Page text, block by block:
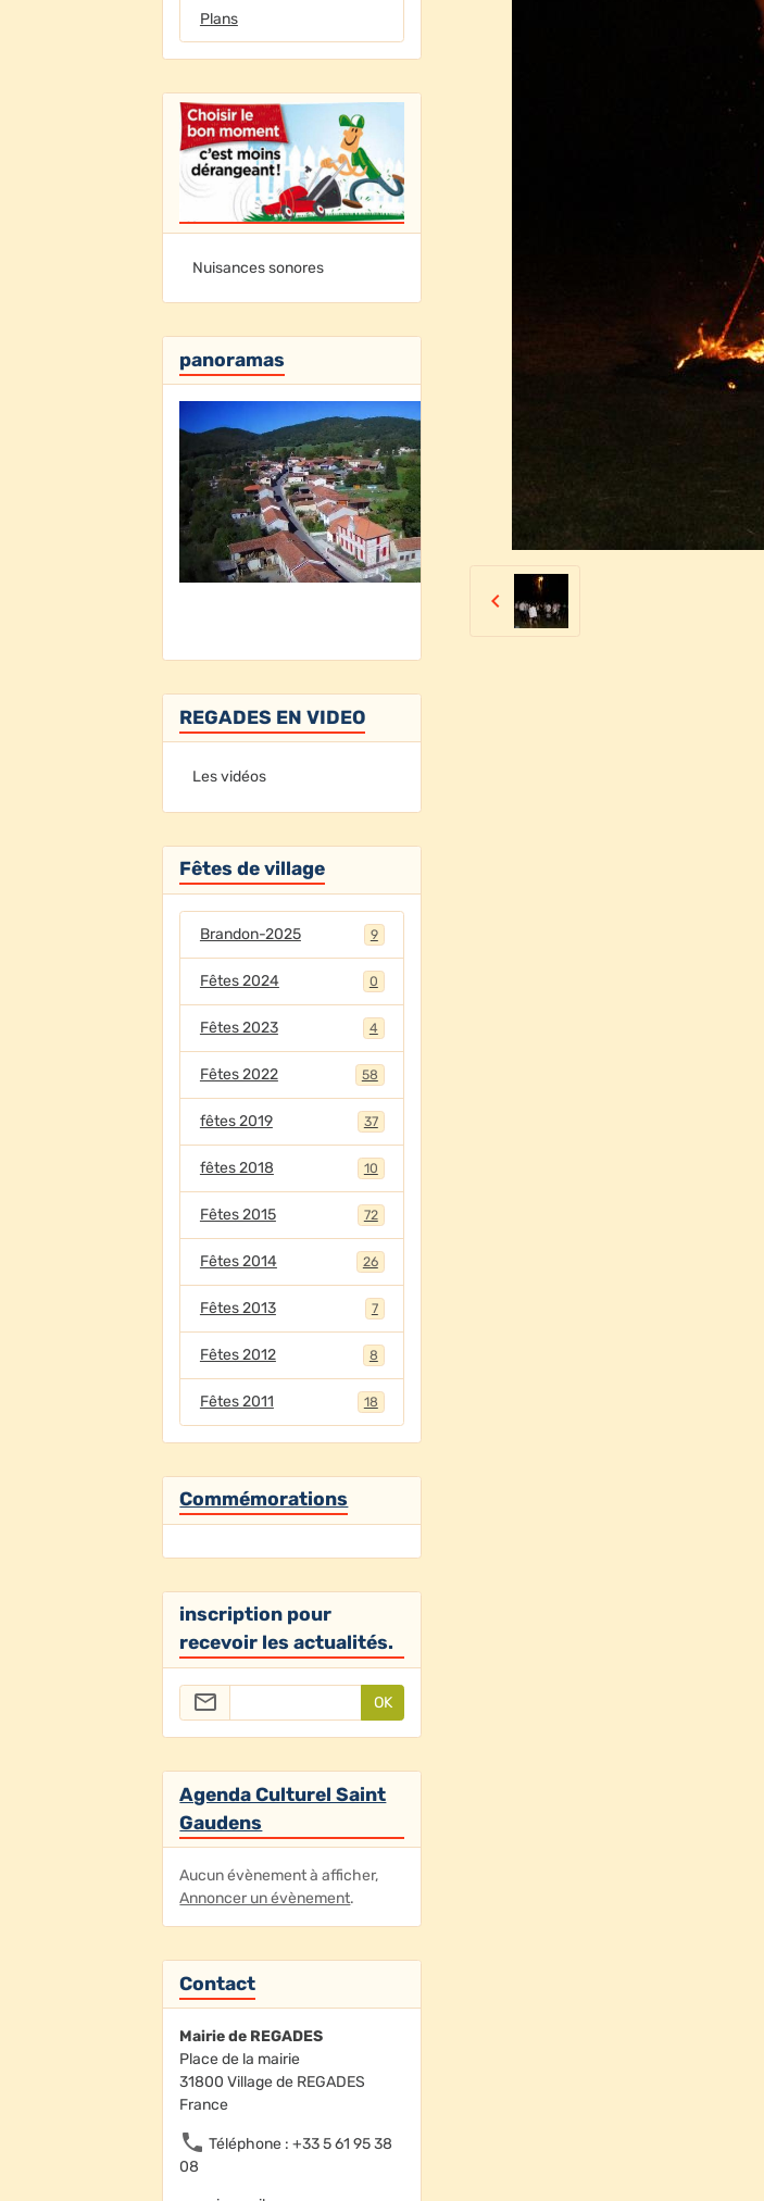
Plans
Nuisances sonores
panoramas
REGADES EN VIDEO
Les vidéos
Fêtes de village
Brandon-2025 9
Fêtes 2024 0
Fêtes 2023 4
Fêtes 2022 58
fêtes 2019 37
fêtes 2018 10
Fêtes 2015 72
Fêtes 2014 26
Fêtes 2013 7
Fêtes 2012 8
Fêtes 2011 18
Commémorations
inscription pour
recevoir les actualités.
OK
Agenda Culturel Saint
Gaudens
Aucun évènement à afficher,
Annoncer un évènement.
Contact
Mairie de REGADES
Place de la mairie
31800 Village de REGADES
France
Téléphone : +33 5 61 95 38
08